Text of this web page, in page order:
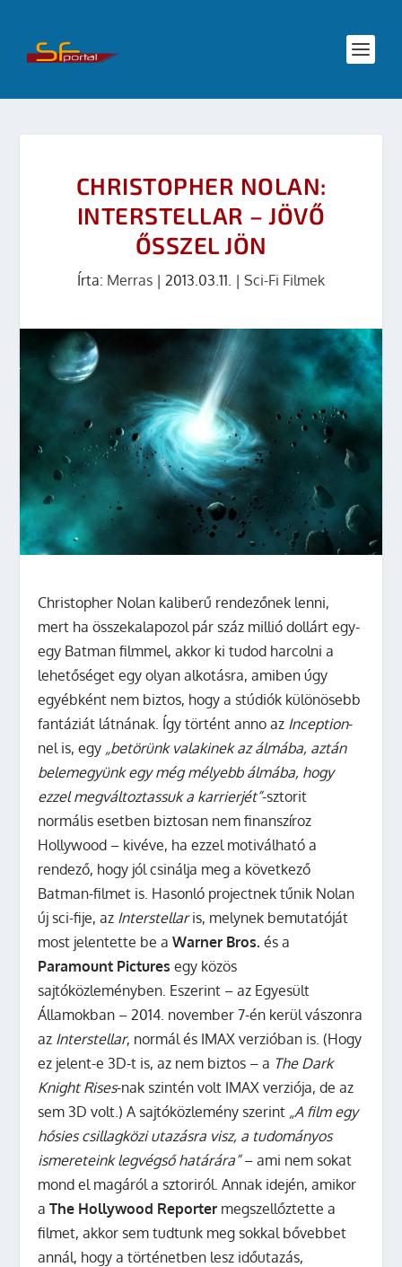
CHRISTOPHER NOLAN:
INTERSTELLAR – JÖVŐ
ŐSSZEL JÖN
Írta: Merras | 2013.03.11. | Sci-Fi Filmek
Christopher Nolan kaliberű rendezőnek lenni,
mert ha összekalapozol pár száz millió dollárt egy-
egy Batman filmmel, akkor ki tudod harcolni a
lehetőséget egy olyan alkotásra, amiben úgy
egyébként nem biztos, hogy a stúdiók különösebb
fantáziát látnának. Így történt anno az Inception-
nel is, egy „betörünk valakinek az álmába, aztán
belemegyünk egy még mélyebb álmába, hogy
ezzel megváltoztassuk a karrierjét”-sztorit
normális esetben biztosan nem finanszíroz
Hollywood – kivéve, ha ezzel motiválható a
rendező, hogy jól csinálja meg a következő
Batman-filmet is. Hasonló projectnek tűnik Nolan
új sci-fije, az Interstellaris, melynek bemutatóját
most jelentette be aWarner Bros. és a
Paramount Pictures egy közös
sajtóközleményben. Eszerint – az Egyesült
Államokban – 2014. november 7-én kerül vászonra
az Interstellar, normál és IMAX verzióban is. (Hogy
ez jelent-e 3D-t is, az nem biztos – a The Dark
Knight Rises-nak szintén volt IMAX verziója, de az
sem 3D volt.) A sajtóközlemény szerint „A film egy
hősies csillagközi utazásra visz, a tudományos
ismereteink legvégső határára”– ami nem sokat
mond el magáról a sztoriról. Annak idején, amikor
aThe Hollywood Reporter megszellőztette a
filmet, akkor sem tudtunk meg sokkal bővebbet
annál, hogy a történetben lesz időutazás,